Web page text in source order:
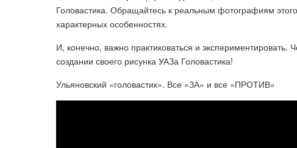
Головастика. Обращайтесь к реальным фотографиям
характерных особенностях.
И, конечно, важно практиковаться и
создании своего рисунка УАЗа Головастика!
Ульяновский «головастик». Все «ЗА» и все «ПРОТИВ»